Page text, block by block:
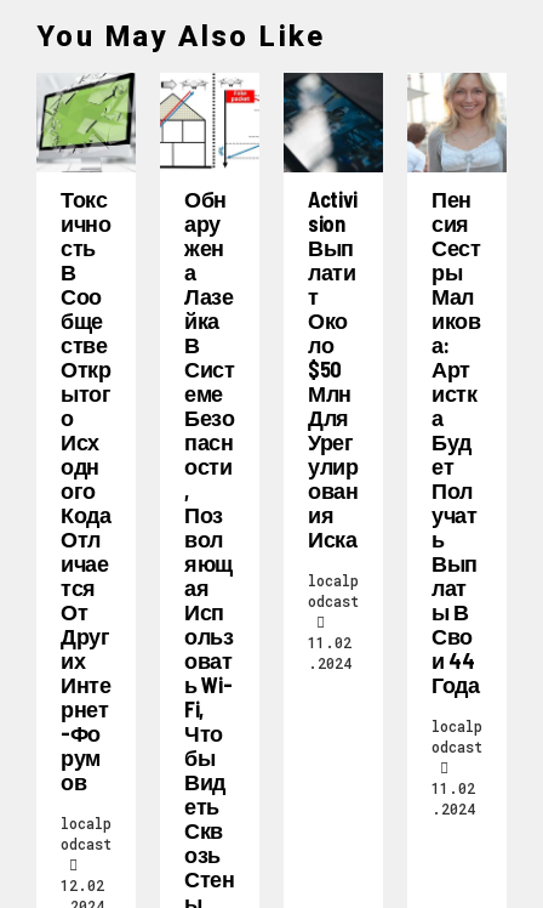
You May Also Like
Токс
Ично
Сть
В
Соо
Бще
Стве
Откр
Ытог
О
Исх
Одн
Ого
Кода
Отл
Ичае
Тся
От
Друг
Их
Инте
Рнет
-фо
Рум
Ов
localp
odcast
12.02
Обн
Ару
Жен
А
Лазе
Йка
В
Сист
Еме
Безо
Пасн
Ости
,
Поз
Вол
Яющ
Ая
Исп
Ольз
Оват
Ь Wi-
Fi,
Что
Бы
Вид
Еть
Скв
Озь
Стен
Activi
Sion
Вып
Лати
Т
Око
Ло
$50
Млн
Для
Урег
Улир
Ован
Ия
Иска
localp
odcast
11.02
.2024
Пен
Сия
Сест
Ры
Мал
Иков
А:
Арт
Истк
А
Буд
Ет
Пол
Учат
Ь
Вып
Лат
Ы В
Сво
И 44
Года
localp
odcast
11.02
.2024